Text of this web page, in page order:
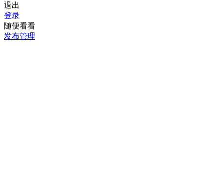
退出
登录
随便看看
发布管理